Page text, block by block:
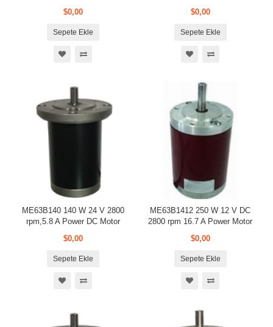
$0,00
Sepete Ekle
$0,00
Sepete Ekle
ME63B140 140 W 24 V 2800
rpm,5.8 A Power DC Motor
$0,00
Sepete Ekle
ME63B1412 250 W 12 V DC
2800 rpm 16.7 A Power Motor
$0,00
Sepete Ekle